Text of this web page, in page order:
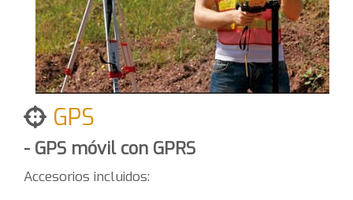
GPS
- GPS móvil con GPRS
Accesorios incluidos: